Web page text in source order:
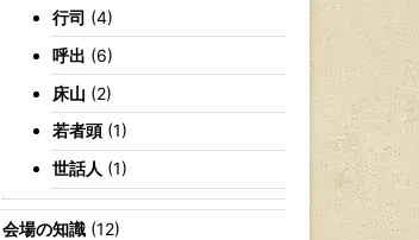
行司 (4)
呼出 (6)
床山 (2)
若者頭 (1)
世話人 (1)
場の知識 (12)